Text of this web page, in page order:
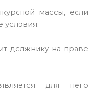
массы, если
условия:
должнику на праве
для него